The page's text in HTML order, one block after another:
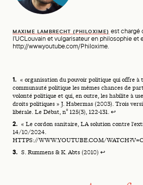
MAXIME LAMBRECHT (PHILOXIME) est chargé
l’UCLouvain et vulgarisateur en philosophie
http://www.youtube.com/Philoxime.
Footnotes
« organisation du pouvoir politique qui offre à
communauté politique les mêmes chances de
volonté politique et qui, en outre, les habilite à
droits politiques » J. Habermas (2003). Trois
libérale. Le Débat, n° 125(3), 122-131. ↩
« Le cordon sanitaire, LA solution contre
14/10/2024.
HTTPS://WWW.YOUTUBE.COM/
S. Rummens & K. Abts (2010) ↩